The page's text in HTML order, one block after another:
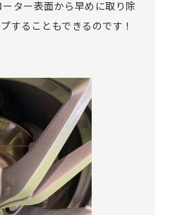
ター表面から早めに取り除
することもできるのです！